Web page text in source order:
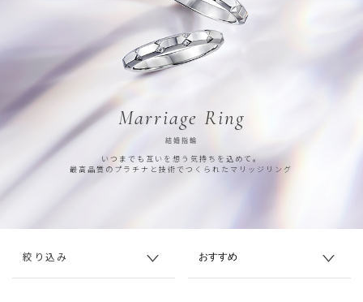
Marriage Ring
結婚指輪
いつまでも互いを想う気持ちを込めて。
最高品質のプラチナと技術でつくられたマリッジリング
絞り込み